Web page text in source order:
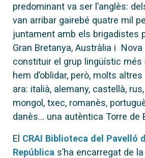
predominant va ser l’anglès:
van arribar gairebé quatre mil
juntament amb els brigadistes
Gran Bretanya, Austràlia i Nova
constituir el grup lingüístic més
hem d’oblidar, però, molts
ara: italià, alemany, castellà,
mongol, txec, romanès,
danès… una autèntica Torre de
El CRAI Biblioteca del Pavelló
República s’ha encarregat de